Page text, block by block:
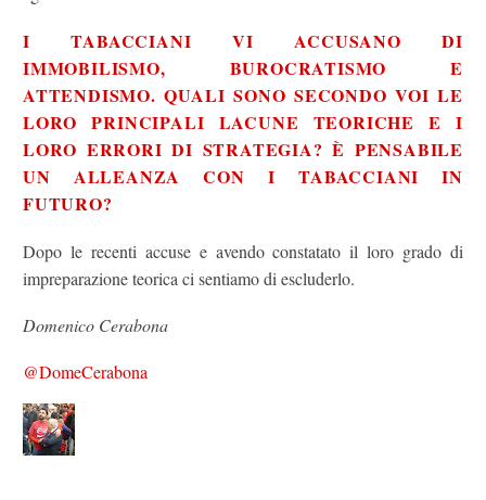
I TABACCIANI VI ACCUSANO DI
IMMOBILISMO, BUROCRATISMO E
ATTENDISMO. QUALI SONO SECONDO VOI LE
LORO PRINCIPALI LACUNE TEORICHE E I
LORO ERRORI DI STRATEGIA? È PENSABILE
UN ALLEANZA CON I TABACCIANI IN
FUTURO?
Dopo le recenti accuse e avendo constatato il loro grado di
impreparazione teorica ci sentiamo di escluderlo.
Domenico Cerabona
@DomeCerabona